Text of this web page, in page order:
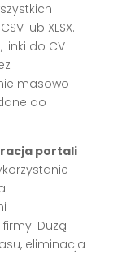
lub XLSX.
linki do CV
masowo
do
portali
Dużą
eliminacja